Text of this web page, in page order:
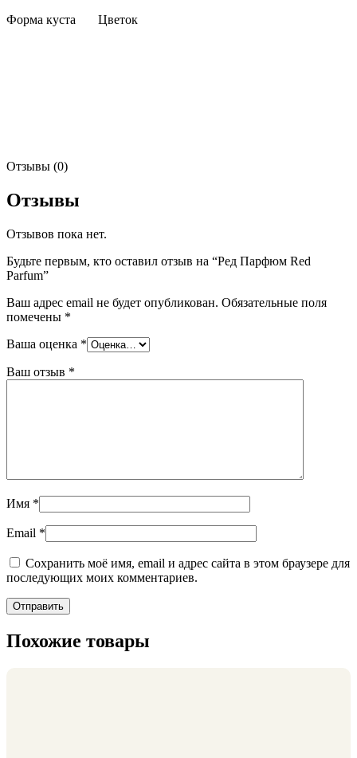
Форма куста Цветок
Отзывы (0)
Отзывы
Отзывов пока нет.
Будьте первым, кто оставил отзыв на “Ред Парфюм Red
Parfum”
Ваш адрес email не будет опубликован. Обязательные поля
помечены *
Ваша оценка *
Ваш отзыв *
Имя *
Email *
Сохранить моё имя, email и адрес сайта в этом браузере для
последующих моих комментариев.
Похожие товары